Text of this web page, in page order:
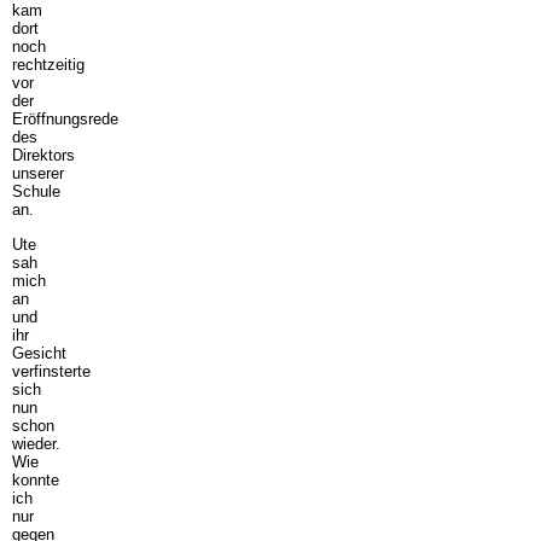
kam
dort
noch
rechtzeitig
vor
der
Eröffnungsrede
des
Direktors
unserer
Schule
an.
Ute
sah
mich
an
und
ihr
Gesicht
verfinsterte
sich
nun
schon
wieder.
Wie
konnte
ich
nur
gegen